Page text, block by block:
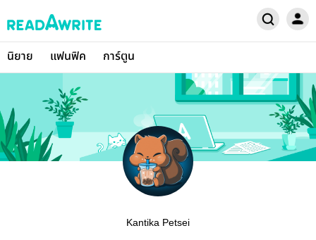
นิยาย แฟนฟิค การ์ตูน
Kantika Petsei